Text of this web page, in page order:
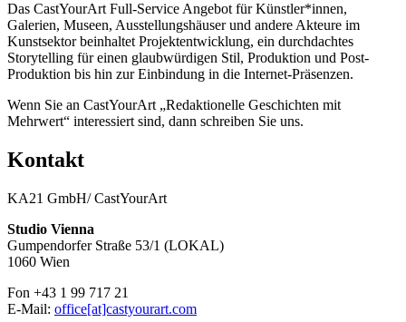
Das CastYourArt Full-Service Angebot für Künstler*innen,
Galerien, Museen, Ausstellungshäuser und andere Akteure im
Kunstsektor beinhaltet Projektentwicklung, ein durchdachtes
Storytelling für einen glaubwürdigen Stil, Produktion und Post-
Produktion bis hin zur Einbindung in die Internet-Präsenzen.
Wenn Sie an CastYourArt „Redaktionelle Geschichten mit
Mehrwert“ interessiert sind, dann schreiben Sie uns.
Kontakt
KA21 GmbH/ CastYourArt
Studio Vienna
Gumpendorfer Straße 53/1 (LOKAL)
1060 Wien
Fon +43 1 99 717 21
E-Mail: office[at]castyourart.com